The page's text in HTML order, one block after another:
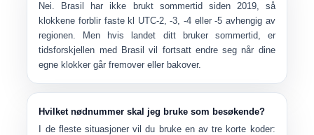
Nei. Brasil harikke brukt sommertid siden 2019, så
klokkene forblir faste kl UTC-2, -3, -4 eller -5 avhengig av
regionen. Men hvis landet ditt bruker sommertid, er
tidsforskjellen med Brasil vil fortsatt endre seg når dine
egne klokker går fremover eller bakover.
Hvilket nødnummer skal jeg bruke som besøkende?
I de fleste situasjoner vil du bruke en av tre korte koder: